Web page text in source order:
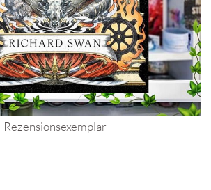
Rezensionsexemplar